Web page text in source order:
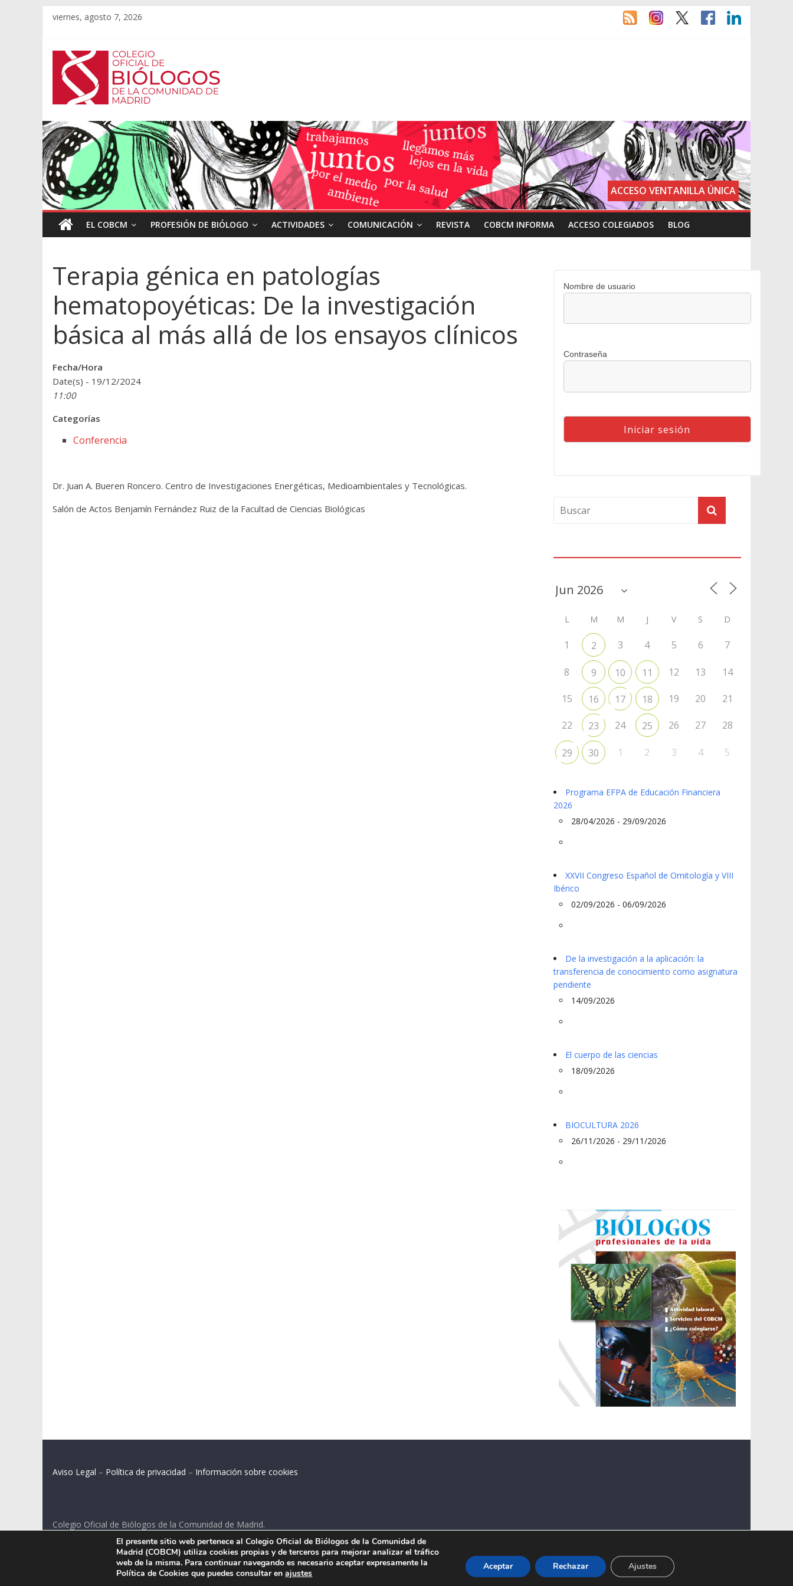
viernes, agosto 7, 2026
ACCESO VENTANILLA ÚNICA
EL COBCM PROFESIÓN DE BIÓLOGO ACTIVIDADES COMUNICACIÓN REVISTA COBCM INFORMA ACCESO COLEGIADOS BLOG
Terapia génica en patologías
hematopoyéticas: De la investigación
básica al más allá de los ensayos clínicos
Fecha/Hora
Date(s) - 19/12/2024
11:00
Categorías
Conferencia
Dr. Juan A. Bueren Roncero. Centro de Investigaciones Energéticas, Medioambientales y Tecnológicas.
Salón de Actos Benjamín Fernández Ruiz de la Facultad de Ciencias Biológicas
Nombre de usuario
Contraseña
L M M J V S D
1 2 3 4 5 6 7
8 9 10 11 12 13 14
15 16 17 18 19 20 21
22 23 24 25 26 27 28
29 30 1 2 3 4 5
Programa EFPA de Educación Financiera
2026
28/04/2026 - 29/09/2026
XXVII Congreso Español de Ornitología y VIII
Ibérico
02/09/2026 - 06/09/2026
De la investigación a la aplicación: la
transferencia de conocimiento como asignatura
pendiente
14/09/2026
El cuerpo de las ciencias
18/09/2026
BIOCULTURA 2026
26/11/2026 - 29/11/2026
Aviso Legal – Política de privacidad – Información sobre cookies
Colegio Oficial de Biólogos de la Comunidad de Madrid.
C/ Santa Engracia 108, 2º int.izq. 28003 Madrid.
El presente sitio web pertenece al Colegio Oficial de Biólogos de la Comunidad de
Madrid (COBCM) utiliza cookies propias y de terceros para mejorar analizar el tráfico
web de la misma. Para continuar navegando es necesario aceptar expresamente la
Política de Cookies que puedes consultar enajustes
Aceptar Rechazar Ajustes